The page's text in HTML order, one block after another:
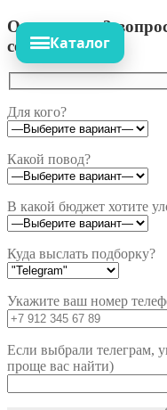
Ответьте на 3
сет!
Для кого?
Какой повод?
В какой бюджет хотите
Куда выслать подборку?
Укажите ваш номер
Если выбрали телеграм,
проще вас найти)
Каталог